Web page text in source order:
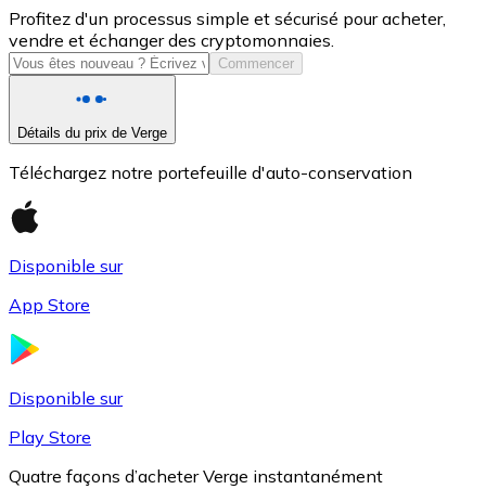
USD Coin
USDC
Profitez d'un processus simple et sécurisé pour acheter,
vendre et échanger des cryptomonnaies.
Commencer
Détails du prix de Verge
Téléchargez notre portefeuille d'auto-conservation
Disponible sur
App Store
Disponible sur
Play Store
Quatre façons d’acheter Verge instantanément